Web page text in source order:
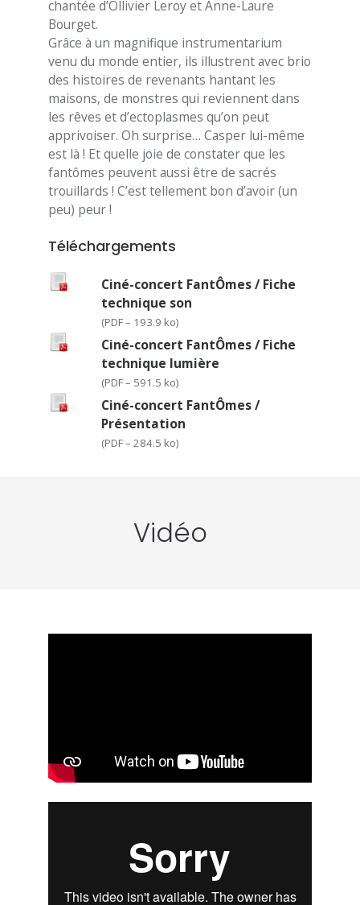
chantée d’Ollivier Leroy et Anne-Laure
Bourget.
Grâce à un magnifique instrumentarium
venu du monde entier, ils illustrent avec brio
des histoires de revenants hantant les
maisons, de monstres qui reviennent dans
les rêves et d’ectoplasmes qu’on peut
apprivoiser. Oh surprise… Casper lui-même
est là ! Et quelle joie de constater que les
fantômes peuvent aussi être de sacrés
trouillards ! C’est tellement bon d’avoir (un
peu) peur !
Téléchargements
Ciné-concert FantÔmes / Fiche
technique son
(PDF – 193.9 ko)
Ciné-concert FantÔmes / Fiche
technique lumière
(PDF – 591.5 ko)
Ciné-concert FantÔmes /
Présentation
(PDF – 284.5 ko)
Vidéo